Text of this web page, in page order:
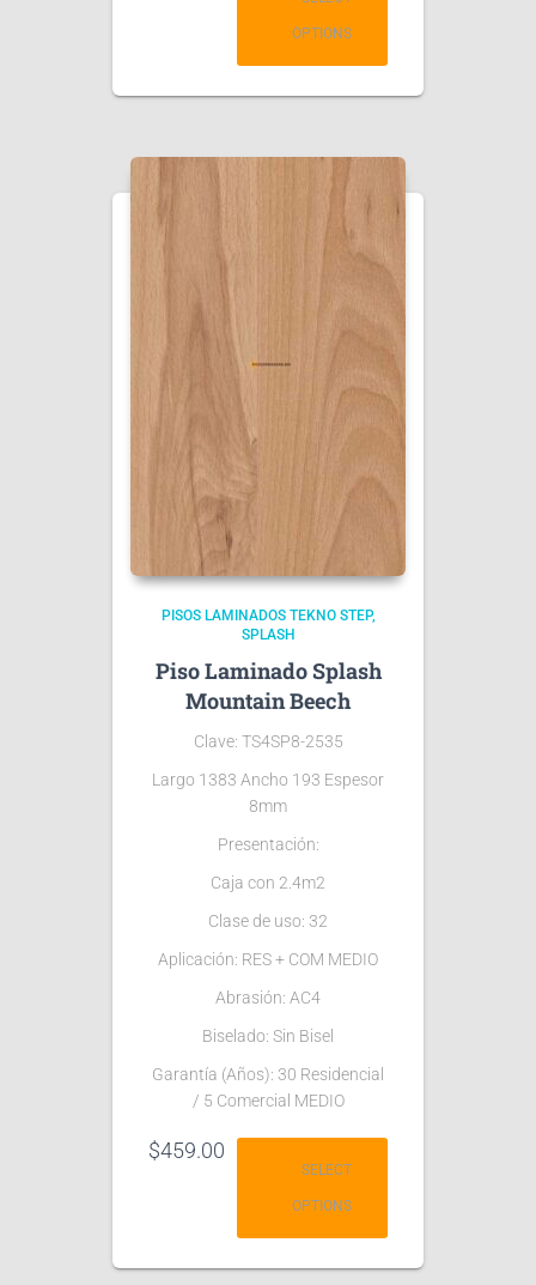
OPTIONS
PISOS LAMINADOS TEKNO STEP
SPLASH
Piso Laminado Splash
Mountain Beech
Clave: TS4SP8-2535
Largo 1383 Ancho 193 Espesor
8mm
Presentación:
Caja con 2.4m2
Clase de uso: 32
Aplicación: RES + COM MEDIO
Abrasión: AC4
Biselado: Sin Bisel
Garantía (Años): 30 Residencial
/ 5 Comercial MEDIO
$459.00
SELECT
OPTIONS